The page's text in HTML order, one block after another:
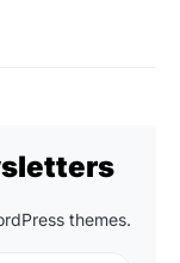
themes.